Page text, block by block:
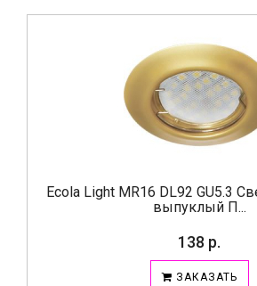
Ecola Light MR16 DL92 GU5.3
выпуклый П...
138 р.
ЗАКАЗАТЬ